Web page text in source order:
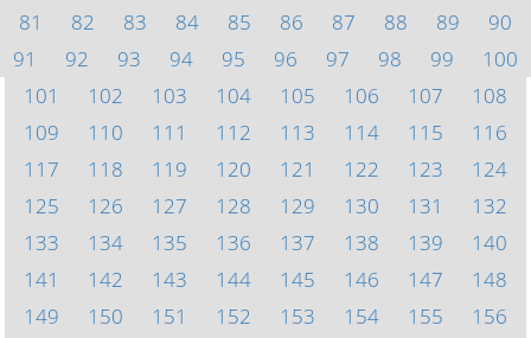
81
82 83 84 85 86 87 88 89
90
91
92 93 94 95 96 97 98 99
100
101
102 103 104 105 106 107
108
109
110 111 112 113 114 115
116
117
118 119 120 121 122 123
124
125
126 127 128 129 130 131
132
133
134 135 136 137 138 139
140
141
142 143 144 145 146 147
148
149
150 151 152 153 154 155
156